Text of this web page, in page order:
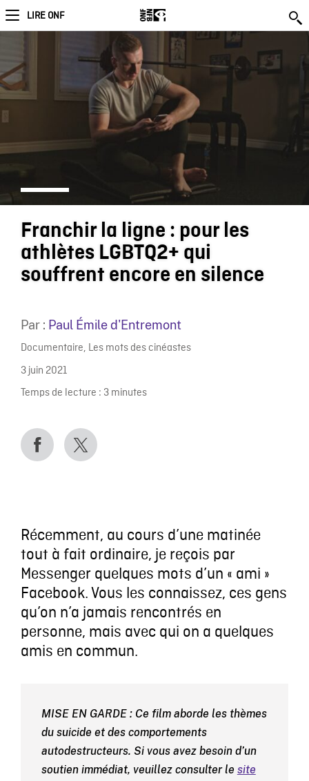
LIRE ONF
Franchir la ligne : pour les
athlètes LGBTQ2+ qui
souffrent encore en silence
Par : Paul Émile d'Entremont
Documentaire, Les mots des cinéastes
3 juin 2021
Temps de lecture : 3 minutes
Récemment, au cours d’une matinée
tout à fait ordinaire, je reçois par
Messenger quelques mots d’un « ami »
Facebook. Vous les connaissez, ces gens
qu’on n’a jamais rencontrés en
personne, mais avec qui on a quelques
amis en commun.
MISE EN GARDE : Ce film aborde les thèmes
du suicide et des comportements
autodestructeurs. Si vous avez besoin d’un
soutien immédiat, veuillez consulter le site